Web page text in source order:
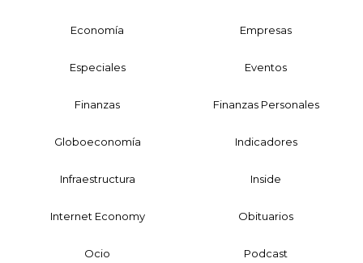
Economía Empresas
Especiales Eventos
Finanzas Finanzas Personales
Globoeconomía Indicadores
Infraestructura Inside
Internet Economy Obituarios
Ocio Podcast